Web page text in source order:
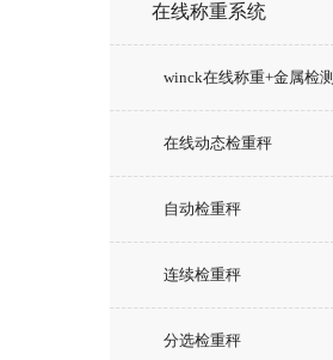
在线称重系统
winck在线称重+金属检测
在线动态检重秤
自动检重秤
连续检重秤
分选检重秤